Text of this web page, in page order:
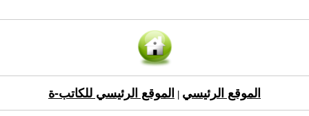
الموقع الرئيسي الموقع الرئيسي للكاتب-ة